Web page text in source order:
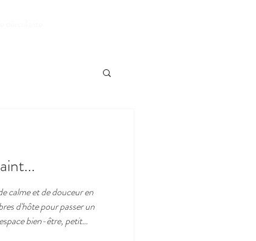
calme et de douceur en
d'hôte pour passer un
bien-être, petit